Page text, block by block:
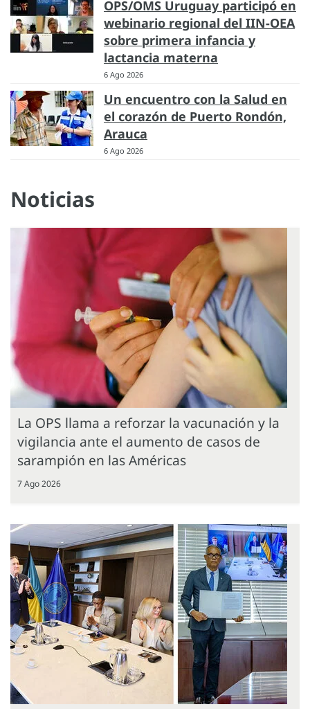
OPS/OMS Uruguay participó en
webinario regional del IIN-OEA
sobre primera infancia y
lactancia materna
6 Ago 2026
Un encuentro con la Salud en
el corazón de Puerto Rondón,
Arauca
6 Ago 2026
Noticias
La OPS llama a reforzar la vacunación y la
vigilancia ante el aumento de casos de
sarampión en las Américas
7 Ago 2026